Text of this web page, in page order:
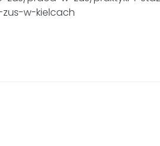
w-kielcach